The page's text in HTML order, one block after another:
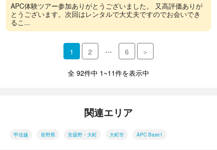
APC体験ツアー参加ありがとうございました。 又高評価ありが
とうございます。次回はレンタルで大丈夫ですのでお会いでき
るこ...
1 2 … 6 ＞
全 92件中 1~11件を表示中
関連エリア
甲信越 長野県 安曇野・大町 大町市 APC Base1